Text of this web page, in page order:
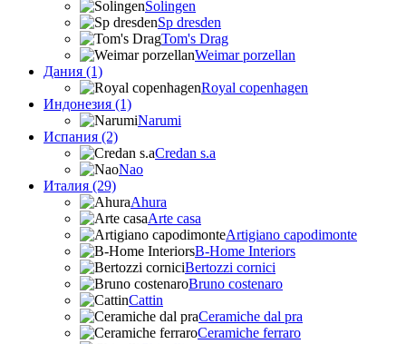
Solingen
Sp dresden
Tom's Drag
Weimar porzellan
Дания (1)
Royal copenhagen
Индонезия (1)
Narumi
Испания (2)
Credan s.a
Nao
Италия (29)
Ahura
Arte casa
Artigiano capodimonte
B-Home Interiors
Bertozzi cornici
Bruno costenaro
Cattin
Ceramiche dal pra
Ceramiche ferraro